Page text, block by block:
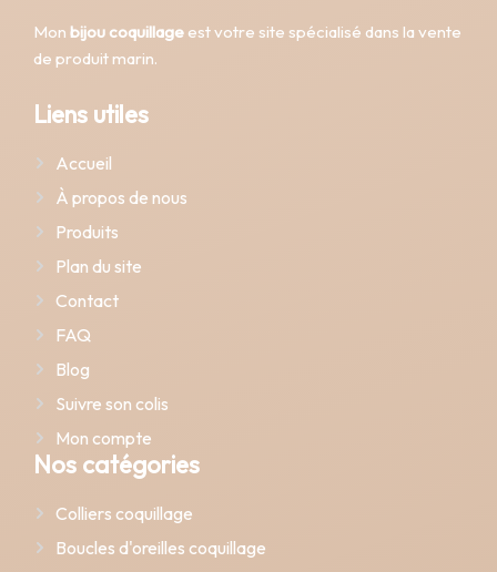
Mon bijou coquillage est votre site spécialisé dans la vente
de produit marin.
Liens utiles
Accueil
À propos de nous
Produits
Plan du site
Contact
FAQ
Blog
Suivre son colis
Mon compte
Nos catégories
Colliers coquillage
Boucles d'oreilles coquillage